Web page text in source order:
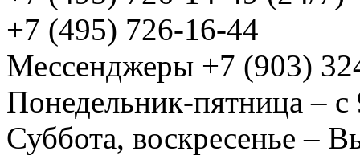
+7 (495) 726-16-44
Мессенджеры +7 (903)
Понедельник-пятница –
Суббота, воскресенье –